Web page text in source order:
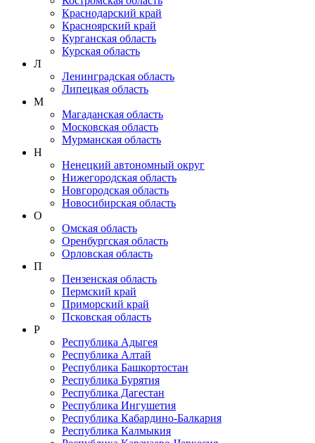
Краснодарский край
Красноярский край
Курганская область
Курская область
Л
Ленинградская область
Липецкая область
М
Магаданская область
Московская область
Мурманская область
Н
Ненецкий автономный округ
Нижегородская область
Новгородская область
Новосибирская область
О
Омская область
Оренбургская область
Орловская область
П
Пензенская область
Пермский край
Приморский край
Псковская область
Р
Республика Адыгея
Республика Алтай
Республика Башкортостан
Республика Бурятия
Республика Дагестан
Республика Ингушетия
Республика Кабардино-Балкария
Республика Калмыкия